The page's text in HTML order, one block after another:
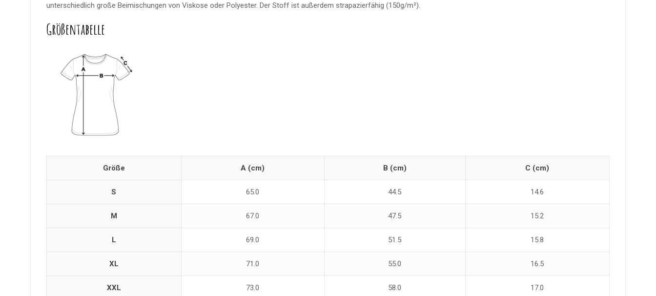
unterschiedlich große Beimischungen von Viskose oder Polyester. Der Stoff ist außerdem strapazierfähig (150g/m²).
Größentabelle
Größe A (cm) B (cm) C (cm)
S 65.0 44.5 14.6
M 67.0 47.5 15.2
L 69.0 51.5 15.8
XL 71.0 55.0 16.5
XXL 73.0 58.0 17.0